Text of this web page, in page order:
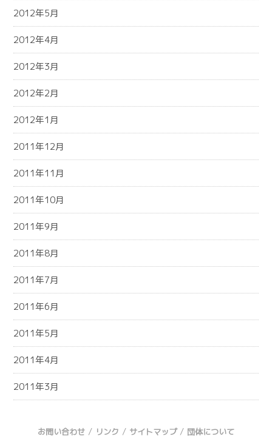
2012年5月
2012年4月
2012年3月
2012年2月
2012年1月
2011年12月
2011年11月
2011年10月
2011年9月
2011年8月
2011年7月
2011年6月
2011年5月
2011年4月
2011年3月
お問い合わせ / リンク / サイトマップ / 団体について